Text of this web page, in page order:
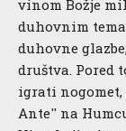
vinom Božje
duhovnim
duhovne
društva. Pored
igrati
Ante'' na